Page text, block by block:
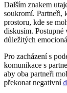
Dalším znakem
soukromí. Partneři,
prostoru, kde se
diskusím. Postupné
důležitých
Pro zacházení s
komunikace s
aby oba partneři
překonat negativní